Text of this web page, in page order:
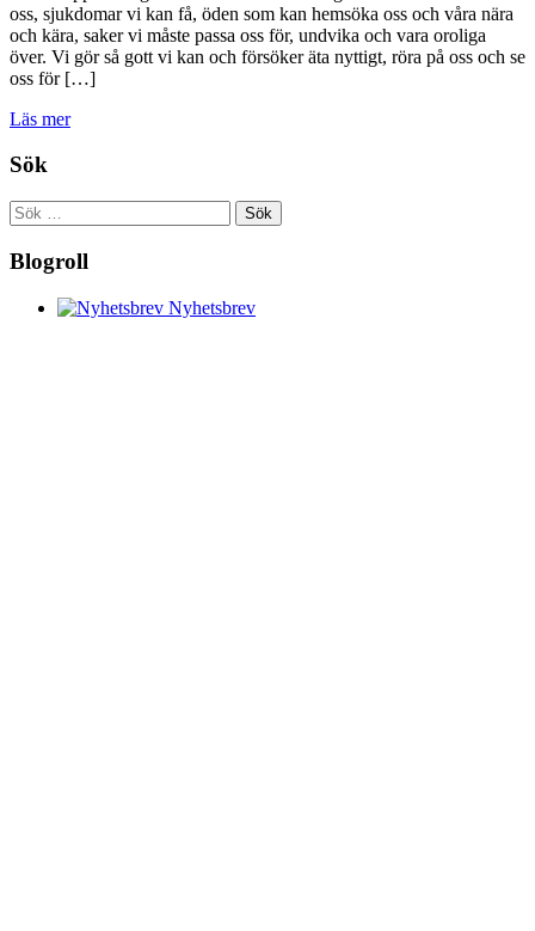
oss, sjukdomar vi kan få, öden som kan hemsöka oss och våra nära
och kära, saker vi måste passa oss för, undvika och vara oroliga
över. Vi gör så gott vi kan och försöker äta nyttigt, röra på oss och se
oss för […]
Läs mer
Sök
Sök
efter:
Blogroll
Nyhetsbrev